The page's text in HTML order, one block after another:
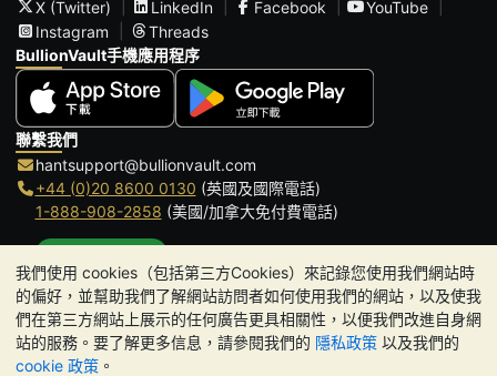
我們使用 cookies（包括第三方Cookies）來記錄您使用我們網站時
的偏好，並幫助我們了解網站訪問者如何使用我們的網站，以及使我
們在第三方網站上展示的任何廣告更具相關性，以便我們改進自身網
站的服務。要了解更多信息，請參閱我們的 隱私政策 以及我們的
cookie 政策 。
X (Twitter)
LinkedIn Facebook
YouTube
Instagram
Threads
BullionVault手機應用程序
聯繫我們
hantsupport@bullionvault.com
+44 (0)20 8600 0130 (英國及國際電話)
1-888-908-2858 (美國/加拿大免付費電話)
辦公時間:
9am to 8:30pm (英國時間), 周一至周五
Galmarley Ltd T/A BullionVault
3 Shortlands (7th Floor)